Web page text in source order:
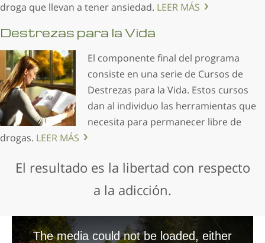
droga que llevan a tener ansiedad. LEER MÁS
Destrezas para la Vida
El componente final del programa
consiste en una serie de Cursos de
Destrezas para la Vida. Estos cursos
dan al individuo las herramientas que
necesita para permanecer libre de
drogas. LEER MÁS
El resultado es la libertad con respecto
a la adicción.
The media could not be loaded, either